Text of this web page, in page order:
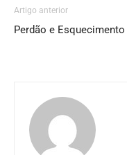
Artigo anterior
Perdão e Esquecimento